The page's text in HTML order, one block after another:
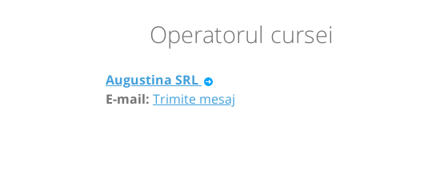
Operatorul cursei
Augustina SRL
E-mail: Trimite mesaj